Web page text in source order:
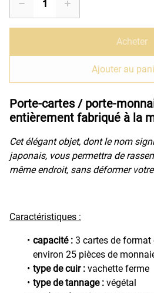
Acheter
Ajouter au
Porte-cartes / porte-
entièrement fabriqué à la
Cet élégant objet, dont le nom
japonais, vous permettra de
même endroit, sans déformer
Caractéristiques :
capacité : 3 cartes de format
environ 25 pièces de
type de cuir : vachette ferme
type de tannage : végétal